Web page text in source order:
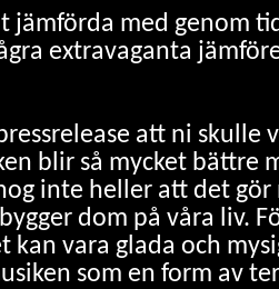
jämförda med genom
extravaganta
att ni
blir så mycket bättre
inte heller att det
dom på våra liv.
kan vara glada och
som en form av